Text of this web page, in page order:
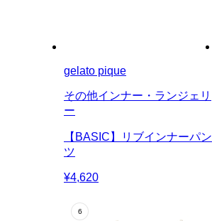
gelato pique
その他インナー・ランジェリ
ー
【BASIC】リブインナーパン
ツ
¥4,620